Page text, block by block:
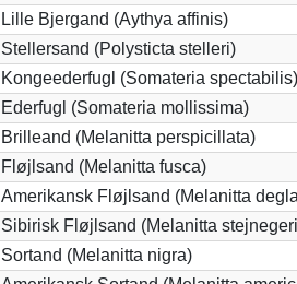
Lille Bjergand (Aythya affinis)
Stellersand (Polysticta stelleri)
Kongeederfugl (Somateria spectabilis)
Ederfugl (Somateria mollissima)
Brilleand (Melanitta perspicillata)
Fløjlsand (Melanitta fusca)
Amerikansk Fløjlsand (Melanitta
Sibirisk Fløjlsand (Melanitta
Sortand (Melanitta nigra)